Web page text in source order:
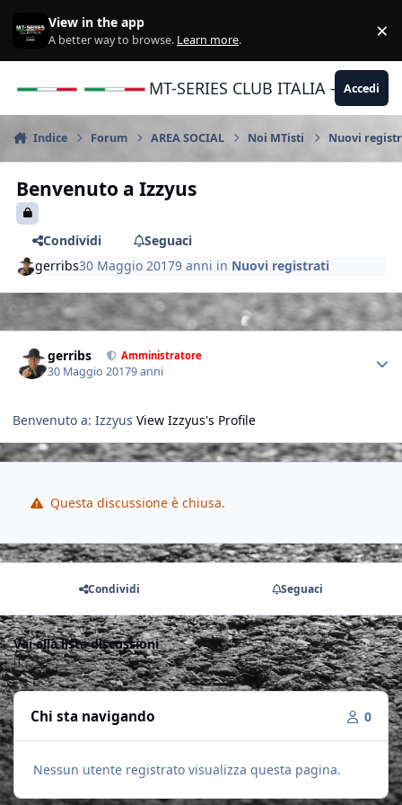
View in the app
A better way to browse. Learn more. ×
MT-SERIES CLUB ITALIA -Accedi
Indice Forum AREA SOCIAL Noi MTisti Nuovi
Benvenuto a Izzyus
Condividi
Seguaci
gerribs30 Maggio 20179 anni in Nuovi registrati
gerribs Amministratore
30 Maggio 20179 anni
Benvenuto a: Izzyus View Izzyus's Profile
Questa discussione è chiusa.
Condividi Seguaci
Vai alla lista discussioni
Chi sta navigando 0
Nessun utente registrato visualizza questa pagina.